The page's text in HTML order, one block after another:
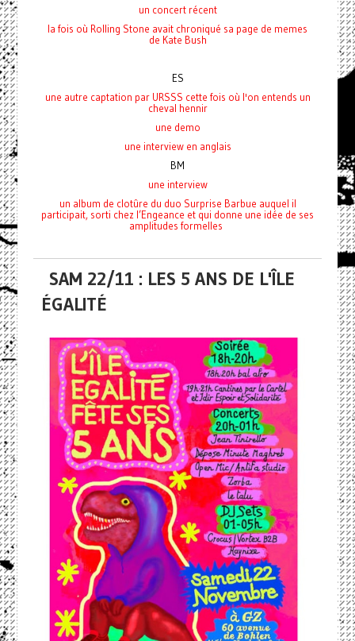
un concert récent
la fois où Rolling Stone avait chroniqué sa page de memes
de Kate Bush
ES
une autre captation par URSSS cette fois où l'on entends un
cheval hennir
une demo
une interview en anglais
BM
une interview
un album de clotûre du duo Surprise Barbue auquel il
participait, sorti chez l’Engeance et qui donne une idée de ses
amplitudes formelles
SAM 22/11 : LES 5 ANS DE L'ÎLE
ÉGALITÉ